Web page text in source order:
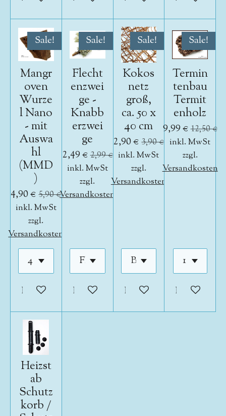
Sale!
Mangr
oven
Wurze
l Nano
- mit
Auswa
hl
(MMD
)
4,90 € 5,90 €
inkl. MwSt
zzgl.
Versandkosten
In den Warenkorb
Sale!
Flecht
enzwei
ge -
Knabb
erzwei
ge
2,49 €2,99 €
inkl. MwSt
zzgl.
Versandkosten
In den Warenkorb
Sale!
Kokos
netz
groß,
ca. 50 x
40 cm
2,90 € 3,90 €
inkl. MwSt
zzgl.
Versandkosten
In den Warenkorb
Sale!
Termin
tenbau
Termit
enholz
9,99 €12,50 €
inkl. MwSt
zzgl.
Versandkosten
In den
Heizst
ab
Schutz
korb /